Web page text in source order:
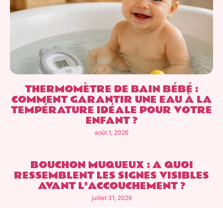
THERMOMÈTRE DE BAIN BÉBÉ :
COMMENT GARANTIR UNE EAU À LA
TEMPÉRATURE IDÉALE POUR VOTRE
ENFANT ?
août 1, 2026
BOUCHON MUQUEUX : À QUOI
RESSEMBLENT LES SIGNES VISIBLES
AVANT L’ACCOUCHEMENT ?
juillet 31, 2026